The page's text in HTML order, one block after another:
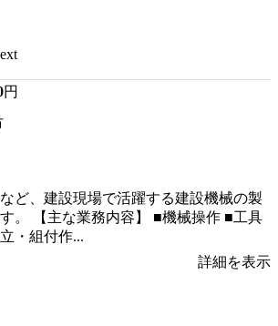
円
ど、建設現場で活躍する建設機械の製
。 【主な業務内容】 ■機械操作 ■工具
・組付作...
詳細を表示